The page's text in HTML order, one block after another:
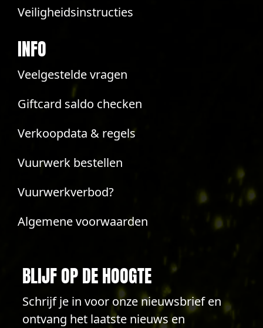
Veiligheidsinstructies
INFO
Veelgestelde vragen
Giftcard saldo checken
Verkoopdata & regels
Vuurwerk bestellen
Vuurwerkverbod?
Algemene voorwaarden
BLIJF OP DE HOOGTE
Schrijf je in voor onze nieuwsbrief en
ontvang het laatste nieuws en